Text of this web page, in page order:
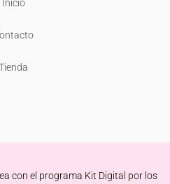
Inicio
con el programa Kit Digital por los